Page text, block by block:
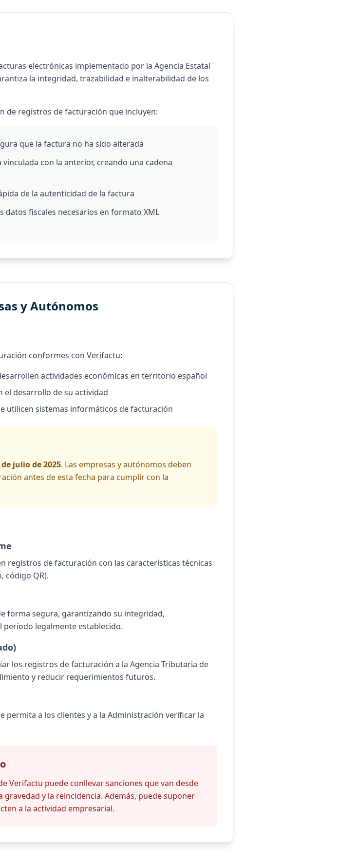
electrónicas implementado por la Agencia Estatal
la integridad, trazabilidad e inalterabilidad de los
de registros de facturación que incluyen:
que la factura no ha sido alterada
vinculada con la anterior, creando una cadena
de la autenticidad de la factura
datos fiscales necesarios en formato XML
y Autónomos
conformes con Verifactu:
actividades económicas en territorio español
el desarrollo de su actividad
utilicen sistemas informáticos de facturación
de julio de 2025. Las empresas y autónomos deben
antes de esta fecha para cumplir con la
registros de facturación con las características técnicas
código QR).
forma segura, garantizando su integridad,
legalmente establecido.
los registros de facturación a la Agencia Tributaria de
y reducir requerimientos futuros.
permita a los clientes y a la Administración verificar la
Verifactu puede conllevar sanciones que van desde
gravedad y la reincidencia. Además, puede suponer
a la actividad empresarial.